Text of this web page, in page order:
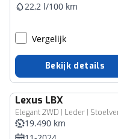
22,2 l/100 km
Vergelijk
Bekijk details
Lexus LBX
Elegant 2WD | Leder |
19.490 km